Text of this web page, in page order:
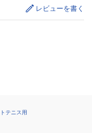
レビューを書く
テニス用